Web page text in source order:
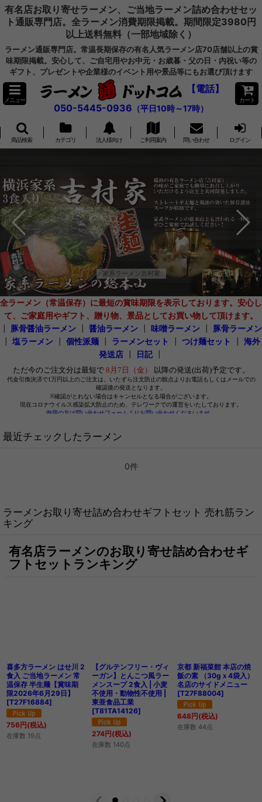
有名店お取り寄せラーメン、ご当地ラーメン詰め合わせセッ
ト通販専門店。全ラーメン消費期限掲載。期間限定3980円
以上送料無料（一部地域除く）
ラーメン通販専門店。常温長期保存の有名人気ラーメン店70店舗以上の賞
味期限掲載。安心して、ご自宅用やお中元・お歳暮・父の日・内祝い等の
ギフト、プレゼントや企業様のイベント用や景品等にもお選び頂けます
メニュー
【電話】
050-5445-0936 （平日10時～17時）
カート
商品検索 カテゴリ 法人様向け ご利用案内 問い合わせ ログイン
家系ラーメン吉村家
全ラーメン（常温保存）に最短の賞味期限を表示しております。安心し
て、ご家庭用やギフト、贈り物、景品としてお買い物して頂けます。
豚骨醤油ラーメン 醤油ラーメン 味噌ラーメン
豚骨ラーメン
塩ラーメン 個性派麺 ラーメンセット つけ麺セット
海外
発送店
日記┃
最近チェックしたラーメン
0件
ラーメンお取り寄せ詰め合わせギフトセット 売れ筋ラン
キング
有名店ラーメンのお取り寄せ詰め合わせギ
フトセットランキング
喜多方ラーメン はせ川 2
食入 ご当地ラーメン 常
温保存 半生麺【賞味期
限2026年6月29日】
[T27F16884]
756 円(税込)
在庫数 19点
【グルテンフリー・ヴィ
ーガン】とんこつ風ラー
メンスープ 2食入 | 小麦
不使用・動物性不使用 |
東亜食品工業
[T81TA14126]
274円(税込)
在庫数 140点
京都 新福菜館 本店の焼
飯の素 （30gｘ4袋入）
名店のサイドメニュー
[T27F88004]
648 円(税込)
在庫数 44点